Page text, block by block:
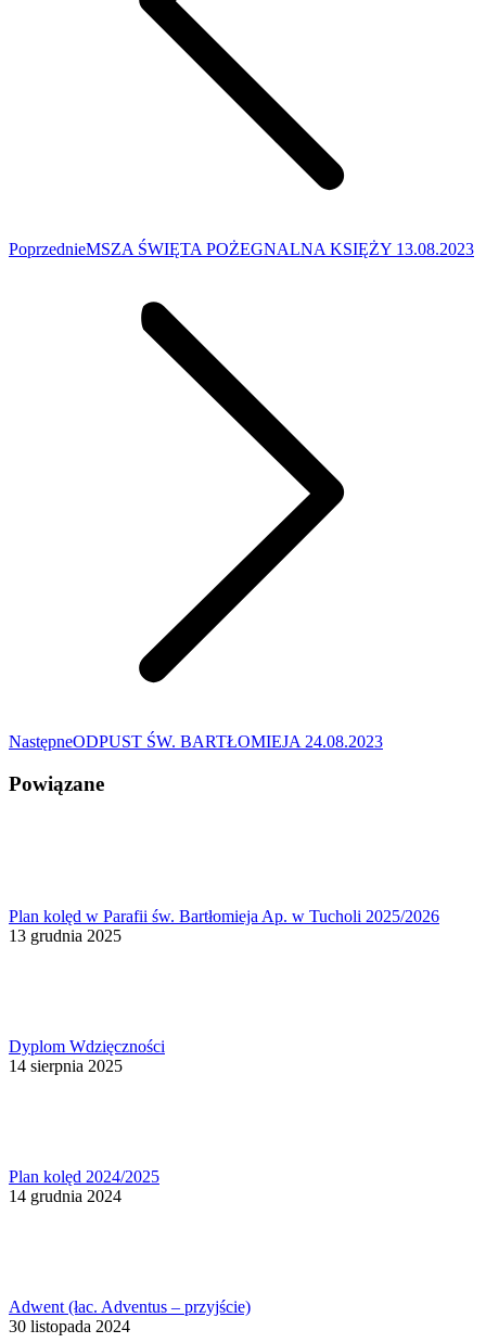
PoprzedniePoprzedni
MSZA ŚWIĘTA POŻEGNALNA KSIĘŻY 13.08.2023
NastępneNastępny
ODPUST ŚW. BARTŁOMIEJA 24.08.2023
Powiązane
Plan kolęd w Parafii św. Bartłomieja Ap. w Tucholi 2025/2026
13 grudnia 2025
Dyplom Wdzięczności
14 sierpnia 2025
Plan kolęd 2024/2025
14 grudnia 2024
Adwent (łac. Adventus – przyjście)
30 listopada 2024